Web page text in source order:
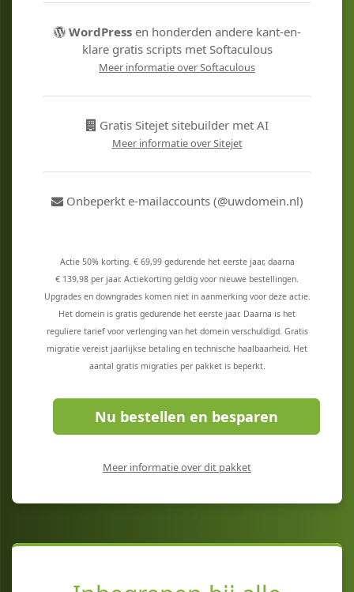
WordPressen honderden andere kant-en-
klare gratis scripts met Softaculous
Meer informatie over Softaculous
Gratis Sitejet sitebuilder met AI
Meer informatie over Sitejet
Onbeperkt e-mailaccounts (@uwdomein.nl)
Actie 50% korting. € 69,99 gedurende het eerste jaar, daarna
€ 139,98 per jaar. Actiekorting geldig voor nieuwe bestellingen.
Upgrades en downgrades komen niet in aanmerking voor deze actie.
Het domein is gratis gedurende het eerste jaar. Daarna is het
reguliere tarief voor verlenging van het domein verschuldigd. Gratis
migratie vereist jaarlijkse betaling en technische haalbaarheid. Het
aantal gratis migraties per pakket is beperkt.
Nu bestellen en besparen
Meer informatie over dit pakket